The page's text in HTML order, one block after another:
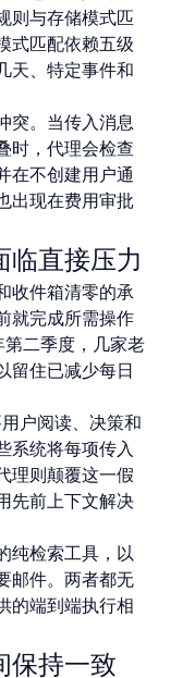
则与存储模式匹
式匹配依赖五级
天、特定事件和
突。当传入消息
时，代理会检查
在不创建用户通
出现在费用审批
临直接压力
收件箱清零的承
就完成所需操作
二季度，几家老
留住已减少每日
户阅读、决策和
系统将每项传入
理则颠覆这一假
先前上下文解决
纯检索工具，以
邮件。两者都无
的端到端执行相
保持一致